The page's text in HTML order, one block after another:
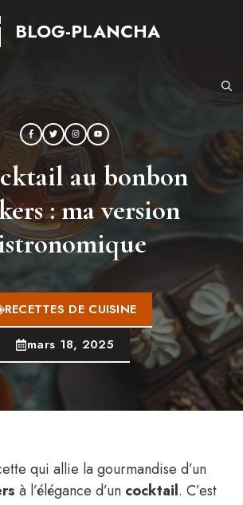
BLOG-PLANCHA
au bonbon
: ma version
RECETTES DE CUISINE
mars 18, 2025
qui allie la gourmandise d’un
à l’élégance d’un cocktail. C’est